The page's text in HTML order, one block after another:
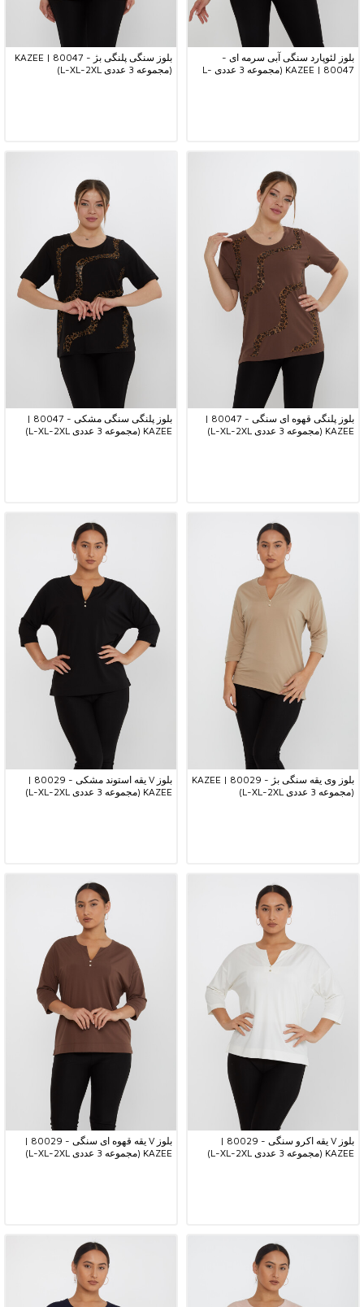
بلوز لئوپارد سنگی آبی سرمه ای -
80047 | KAZEE (مجموعه 3 عددی L-
بلوز سنگی پلنگی بژ - 80047 | KAZEE
(مجموعه 3 عددی L-XL-2XL)
بلوز پلنگی قهوه ای سنگی - 80047 |
KAZEE (مجموعه 3 عددی L-XL-2XL)
بلوز پلنگی سنگی مشکی - 80047 |
KAZEE (مجموعه 3 عددی L-XL-2XL)
بلوز وی یقه سنگی بژ - 80029 | KAZEE
(مجموعه 3 عددی L-XL-2XL)
بلوز V یقه استوند مشکی - 80029 |
KAZEE (مجموعه 3 عددی L-XL-2XL)
بلوز V یقه اکرو سنگی - 80029 |
KAZEE (مجموعه 3 عددی L-XL-2XL)
بلوز V یقه قهوه ای سنگی - 80029 |
KAZEE (مجموعه 3 عددی L-XL-2XL)